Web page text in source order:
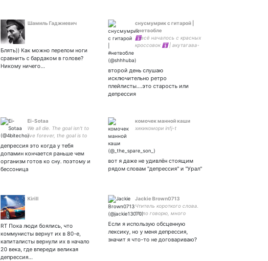
Шамиль Гаджиевич
Блять)) Как можно перелом ноги
сравнить с бардаком в голове?
Никому ничего…
снусмумрик с гитарой |
#нетвобле
🛐всё началось с красных
кроссовок 🛐 | акутагава-
второй день слушаю
исключительно ретро
плейлисты....это старость или
депрессия
Ei-Sotaa
We all die. The goal isn't to
live forever, the goal is to
create something that will.
(с) Chuck Palahniuk
депрессия это когда у тебя
допамин кончается раньше чем
организм готов ко сну. поэтому и
бессоница
комочек манной каши
хикикомори infj-t
вот я даже не удивлён стоящим
рядом словам "депрессия" и "Урал"
Kirill
RT Пока люди боялись, что
коммунисты вернут их в 80-е,
капиталисты вернули их в начало
20 века, где впереди великая
депрессия…
Jackie Brown0713
Чтитель короткого слова.
Мало говорю, много
кто подписывается
Если я использую обсценную
лексику, но у меня депрессия,
значит я что-то не договариваю?